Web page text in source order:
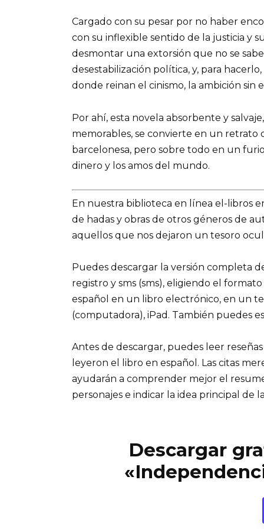
Cargado con su pesar por no haber
con su inflexible sentido de la justicia y
desmontar una extorsión que no se
desestabilización política, y, para
donde reinan el cinismo, la ambición
Por ahí, esta novela absorbente y
memorables, se convierte en un
barcelonesa, pero sobre todo en un
dinero y los amos del mundo.
En nuestra biblioteca en línea el-libros
de hadas y obras de otros géneros de
aquellos que nos dejaron un tesoro
Puedes descargar la versión completa
registro y sms (sms), eligiendo el
español en un libro electrónico, en un
(computadora), iPad. También puedes
Antes de descargar, puedes leer
leyeron el libro en español. Las citas
ayudarán a comprender mejor el
personajes e indicar la idea principal de
Descargar